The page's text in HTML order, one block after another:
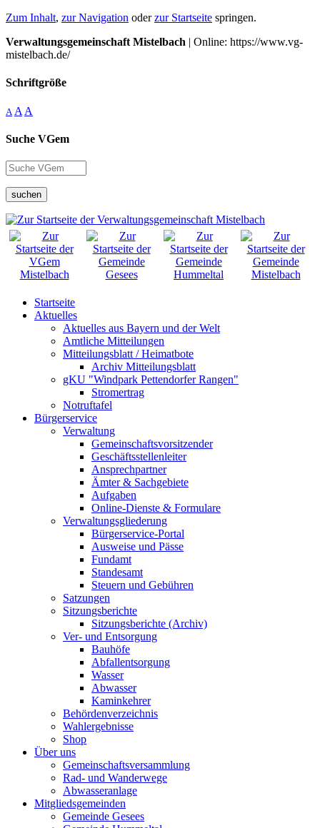
Zum Inhalt, zur Navigation oderzur Startseite springen.
Verwaltungsgemeinschaft Mistelbach | Online: https://www.vg-
mistelbach.de/
Schriftgröße
A A A
Suche VGem
suchen
Startseite
Aktuelles
Aktuelles aus Bayern und der Welt
Amtliche Mitteilungen
Mitteilungsblatt / Heimatbote
Archiv Mitteilungsblatt
gKU "Windpark Pettendorfer Rangen"
Stromertrag
Notruftafel
Bürgerservice
Verwaltung
Gemeinschaftsvorsitzender
Geschäftsstellenleiter
Ansprechpartner
Ämter & Sachgebiete
Aufgaben
Online-Dienste & Formulare
Verwaltungsgliederung
Bürgerservice-Portal
Ausweise und Pässe
Fundamt
Standesamt
Steuern und Gebühren
Satzungen
Sitzungsberichte
Sitzungsberichte (Archiv)
Ver- und Entsorgung
Bauhöfe
Abfallentsorgung
Wasser
Abwasser
Kaminkehrer
Behördenverzeichnis
Wahlergebnisse
Shop
Über uns
Gemeinschaftsversammlung
Rad- und Wanderwege
Abwasseranlage
Mitgliedsgemeinden
Gemeinde Gesees